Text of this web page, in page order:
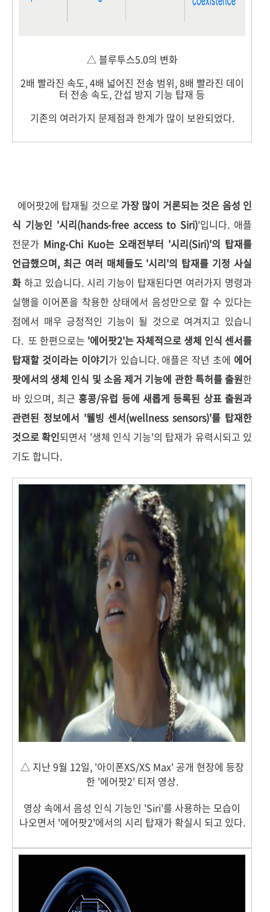
△ 블루투스5.0의 변화
2배 빨라진 속도, 4배 넓어진 전송 범위, 8배 빨라진 데이
터 전송 속도, 간섭 방지 기능 탑재 등
기존의 여러가지 문제점과 한계가 많이 보완되었다.
에어팟2에 탑재될 것으로 가장 많이 거론되는 것은 음성 인
식 기능인 '시리(hands-free access to Siri)'입니다. 애플
전문가 Ming-Chi Kuo는 오래전부터 '시리(Siri)'의 탑재를
언급했으며, 최근 여러 매체들도 '시리'의 탑재를 기정 사실
화 하고 있습니다. 시리 기능이 탑재된다면 여러가지 명령과
실행을 이어폰을 착용한 상태에서 음성만으로 할 수 있다는
점에서 매우 긍정적인 기능이 될 것으로 여겨지고 있습니
다. 또 한편으로는 '에어팟2'는 자체적으로 생체 인식 센서를
탑재할 것이라는 이야기가 있습니다. 애플은 작년 초에 에어
팟에서의 생체 인식 및 소음 제거 기능에 관한 특허를 출원한
바 있으며, 최근 홍콩/유럽 등에 새롭게 등록된 상표 출원과
관련된 정보에서 '웰빙 센서(wellness sensors)'를 탑재한
것으로 확인되면서 '생체 인식 기능'의 탑재가 유력시되고 있
기도 합니다.
△ 지난 9월 12일, '아이폰XS/XS Max' 공개 현장에 등장
한 '에어팟2' 티저 영상.
영상 속에서 음성 인식 기능인 'Siri'를 사용하는 모습이
나오면서 '에어팟2'에서의 시리 탑재가 확실시 되고 있다.